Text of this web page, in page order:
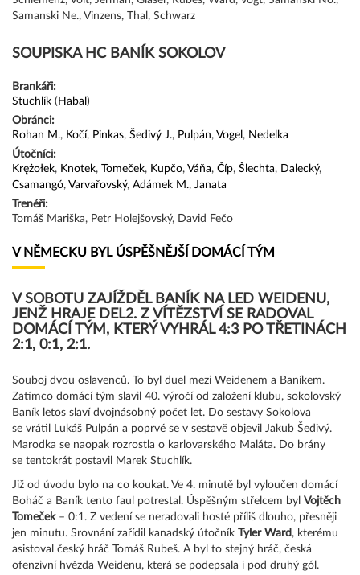
Samanski Ne., Vinzens, Thal, Schwarz
SOUPISKA HC BANÍK SOKOLOV
Brankáři:
Stuchlík ( Habal )
Obránci:
Rohan M., Kočí, Pinkas, Šedivý J., Pulpán, Vogel , Nedelka
Útočníci:
Krężołek, Knotek, Tomeček, Kupčo, Váňa, Číp, Šlechta, Dalecký,
Csamangó, Varvařovský, Adámek M., Janata
Trenéři:
Tomáš Mariška, Petr Holejšovský, David Fečo
V NĚMECKU BYL ÚSPĚŠNĚJŠÍ DOMÁCÍ TÝM
V SOBOTU ZAJÍŽDĚL BANÍK NA LED WEIDENU,
JENŽ HRAJE DEL2. Z VÍTĚZSTVÍ SE RADOVAL
DOMÁCÍ TÝM, KTERÝ VYHRÁL 4:3 PO TŘETINÁCH
2:1, 0:1, 2:1.
Souboj dvou oslavenců. To byl duel mezi Weidenem a Baníkem.
Zatímco domácí tým slavil 40. výročí od založení klubu, sokolovský
Baník letos slaví dvojnásobný počet let. Do sestavy Sokolova
se vrátil Lukáš Pulpán a poprvé se v sestavě objevil Jakub Šedivý.
Marodka se naopak rozrostla o karlovarského Maláta. Do brány
se tentokrát postavil Marek Stuchlík.
Již od úvodu bylo na co koukat. Ve 4. minutě byl vyloučen domácí
Boháč a Baník tento faul potrestal. Úspěšným střelcem byl Vojtěch
Tomeček – 0:1. Z vedení se neradovali hosté příliš dlouho, přesněji
jen minutu. Srovnání zařídil kanadský útočník
Tyler Ward, kterému
asistoval český hráč Tomáš Rubeš. A byl to stejný hráč, česká
ofenzivní hvězda Weidenu, která se podepsala i pod druhý gól.